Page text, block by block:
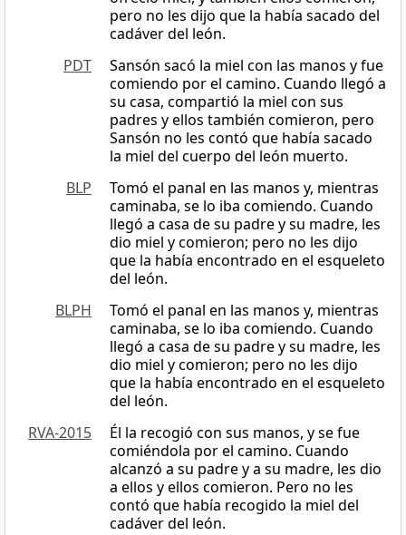
pero no les dijo que la había sacado del
cadáver del león.
PDT
Sansón sacó la miel con las manos y fue
comiendo por el camino. Cuando llegó a
su casa, compartió la miel con sus
padres y ellos también comieron, pero
Sansón no les contó que había sacado
la miel del cuerpo del león muerto.
BLP
Tomó el panal en las manos y, mientras
caminaba, se lo iba comiendo. Cuando
llegó a casa de su padre y su madre, les
dio miel y comieron; pero no les dijo
que la había encontrado en el esqueleto
del león.
BLPH
Tomó el panal en las manos y, mientras
caminaba, se lo iba comiendo. Cuando
llegó a casa de su padre y su madre, les
dio miel y comieron; pero no les dijo
que la había encontrado en el esqueleto
del león.
RVA-2015
Él la recogió con sus manos, y se fue
comiéndola por el camino. Cuando
alcanzó a su padre y a su madre, les dio
a ellos y ellos comieron. Pero no les
contó que había recogido la miel del
cadáver del león.